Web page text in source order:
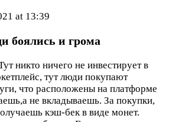
at 13:39
боялись и грома
никто ничего не инвестирует в
тут люди покупают
что расположены на платформе
не вкладываешь. За покупки,
кэш-бек в виде монет.